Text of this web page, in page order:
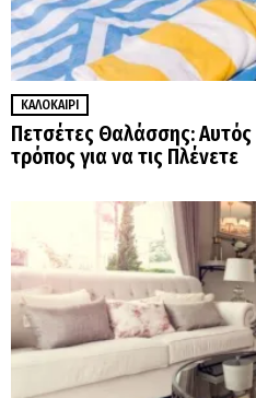
ΚΑΛΟΚΑΊΡΙ
Πετσέτες Θαλάσσης: Αυτός
τρόπος για να τις Πλένετε